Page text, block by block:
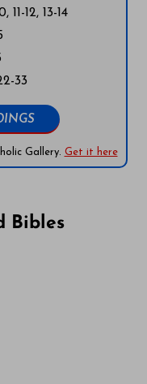
11-12, 13-14
33
Gallery. Get it here
Bibles